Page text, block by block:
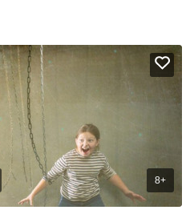
8+